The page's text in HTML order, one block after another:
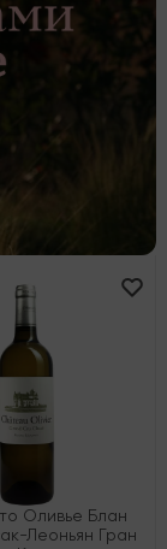
Оливье Блан
Леоньян Гран